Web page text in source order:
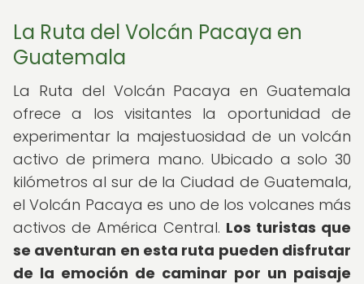
La Ruta del Volcán Pacaya en
Guatemala
La Ruta del Volcán Pacaya en Guatemala
ofrece a los visitantes la oportunidad de
experimentar la majestuosidad de un volcán
activo de primera mano. Ubicado a solo 30
kilómetros al sur de la Ciudad de Guatemala,
el Volcán Pacaya es uno de los volcanes más
activos de América Central. Los turistas que
se aventuran en esta ruta pueden disfrutar
de la emoción de caminar por un paisaje